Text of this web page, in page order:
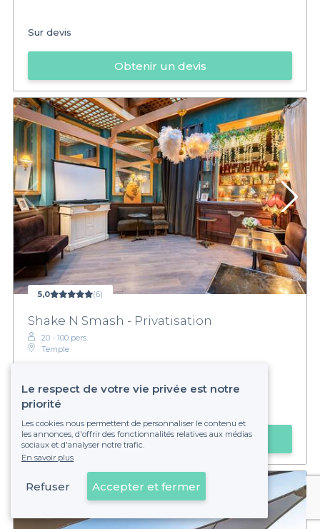
Sur devis
Obtenir un devis
5,0 (6)
Shake N Smash - Privatisation
20 - 100 pers.
Temple
Sur devis
Obtenir un devis
Voir sur la carte
Le respect de votre vie privée est notre
priorité
Les cookies nous permettent de personnaliser le contenu et
les annonces, d'offrir des fonctionnalités relatives aux médias
sociaux et d'analyser notre trafic.
En savoir plus
Refuser Accepter et fermer